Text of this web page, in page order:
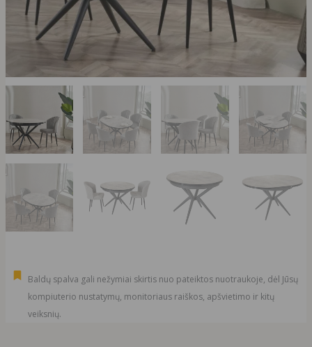
Baldų spalva gali nežymiai skirtis nuo pateiktos nuotraukoje, dėl Jūsų
kompiuterio nustatymų, monitoriaus raiškos, apšvietimo ir kitų
veiksnių.